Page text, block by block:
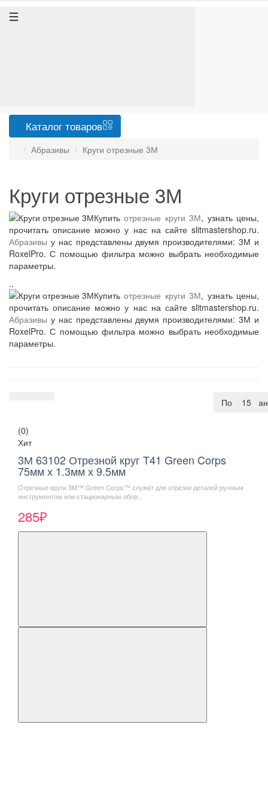
Каталог товаров
Абразивы Круги отрезные 3М
Круги отрезные 3М
Купитьотрезные круги 3М, узнать цены,
прочитать описание можно у нас на сайте slitmastershop.ru.
Абразивы у нас представлены двумя производителями: 3М и
RoxelPro. С помощью фильтра можно выбрать необходимые
параметры.
..
Купитьотрезные круги 3М, узнать цены,
прочитать описание можно у нас на сайте slitmastershop.ru.
Абразивы у нас представлены двумя производителями: 3М и
RoxelPro. С помощью фильтра можно выбрать необходимые
параметры.
15
По
(0)
Хит
3М 63102 Отрезной круг T41 Green Corps
75мм х 1.3мм х 9.5мм
Отрезные круги 3M™ Green Corps™ служат для отрезки деталей ручным
инструментом или стационарным обор..
285₽